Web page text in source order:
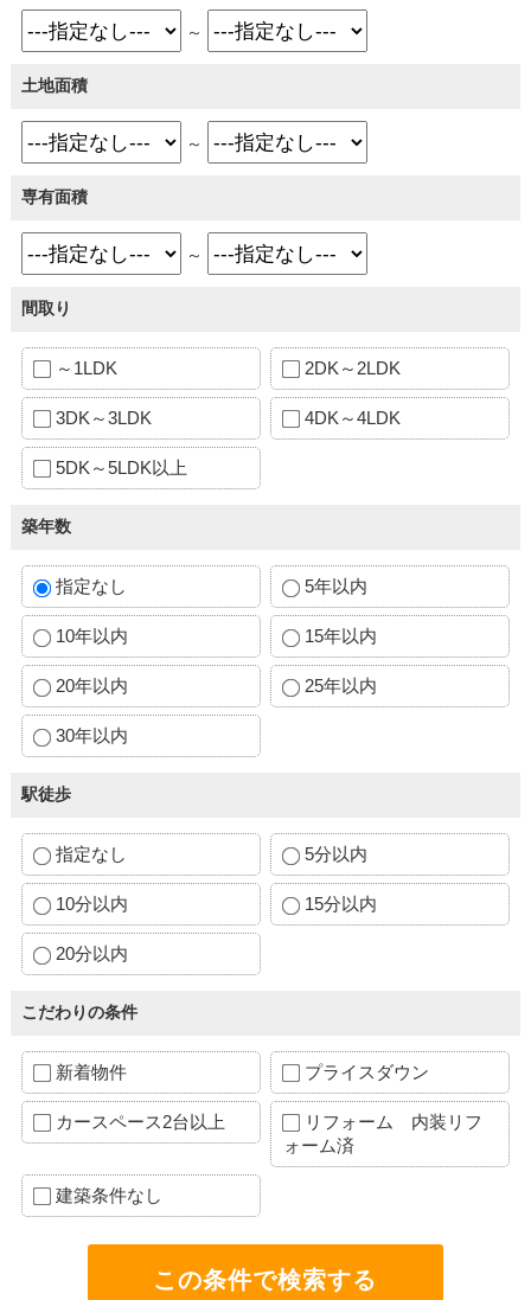
～
土地面積
～
専有面積
～
間取り
～1LDK 2DK～2LDK
3DK～3LDK 4DK～4LDK
5DK～5LDK以上
築年数
指定なし 5年以内
10年以内 15年以内
20年以内 25年以内
30年以内
駅徒歩
指定なし 5分以内
10分以内 15分以内
20分以内
こだわりの条件
新着物件 プライスダウン
カースペース2台以上
リフォーム 内装リフ
ォーム済
建築条件なし